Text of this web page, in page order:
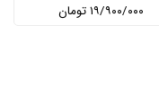
۱۹/۹۰۰/۰۰۰ تومان